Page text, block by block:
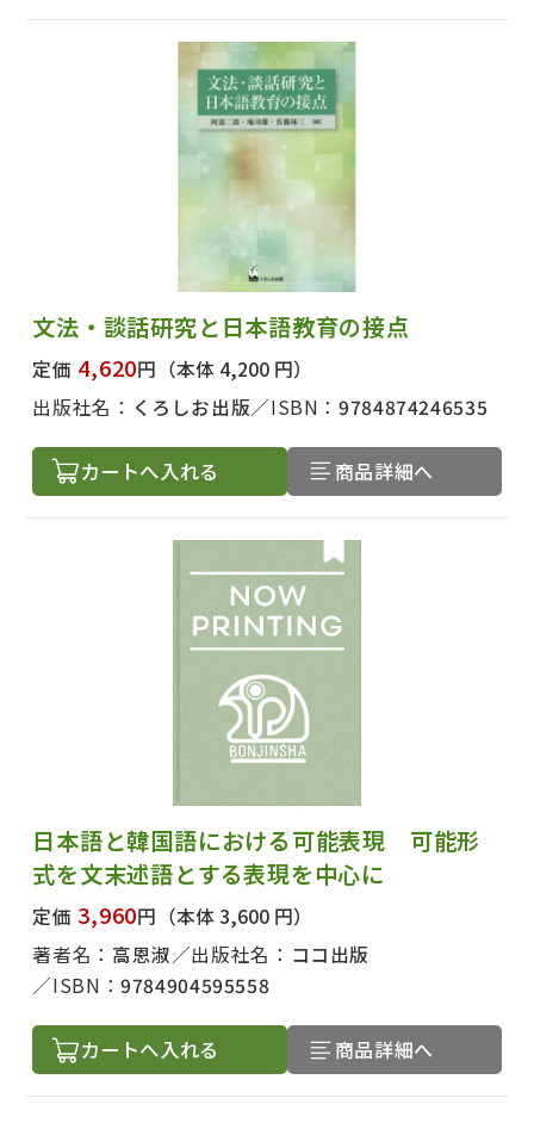
文法・談話研究と日本語教育の接点
定価 4,620円 （本体 4,200 円）
出版社名： くろしお出版 ISBN：9784874246535
カートへ入れる 商品詳細へ
日本語と韓国語における可能表現 可能形
式を文末述語とする表現を中心に
定価 3,960円 （本体 3,600 円）
著者名： 高恩淑 出版社名： ココ出版
ISBN：9784904595558
カートへ入れる 商品詳細へ